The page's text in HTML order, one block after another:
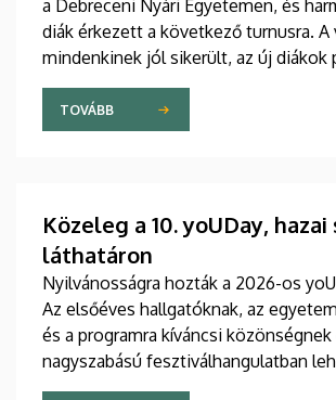
a Debreceni Nyári Egyetemen, és
diák érkezett a következő turnusra. A
mindenkinek jól sikerült, az új diákok
sikeresen beilleszkedtek a
továbbra is szorgalmasan tanulják a
nyelvet.
TOVÁBB
Közeleg a 10. yoUDay,
láthatáron
Nyilvánosságra hozták a 2026-os
Az elsőéves hallgatóknak, az
és a programra kíváncsi
nagyszabású fesztiválhangulatban
része, grandiózus tanévnyitó